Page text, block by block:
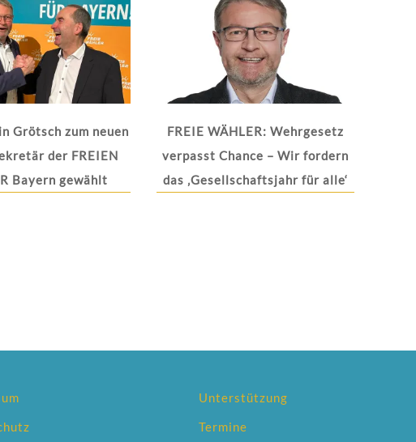
Grötsch zum neuen
der FREIEN
Bayern gewählt
FREIE WÄHLER: Wehrgesetz
verpasst Chance – Wir fordern
das ‚Gesellschaftsjahr für alle‘
Unterstützung
Termine